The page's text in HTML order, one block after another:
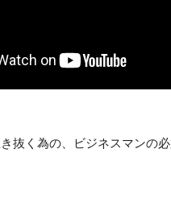
抜く為の、ビジネスマンの